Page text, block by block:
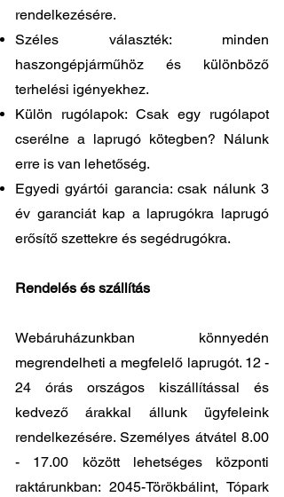
rendelkezésére.
Széles választék: minden
haszongépjárműhöz és különböző
terhelési igényekhez.
Külön rugólapok: Csak egy rugólapot
cserélne a laprugó kötegben? Nálunk
erre is van lehetőség.
Egyedi gyártói garancia: csak nálunk 3
év garanciát kap a laprugókra laprugó
erősítő szettekre és segédrugókra.
Rendelés és szállítás
Webáruházunkban könnyedén
megrendelheti a megfelelő laprugót. 12 -
24 órás országos kiszállítással és
kedvező árakkal állunk ügyfeleink
rendelkezésére. Személyes átvátel 8.00
- 17.00 között lehetséges központi
raktárunkban: 2045-Törökbálint, Tópark